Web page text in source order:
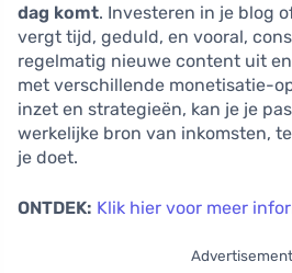
dag komt. Investeren in je blog
vergt tijd, geduld, en vooral,
regelmatig nieuwe content uit
met verschillende monetisatie-
inzet en strategieën, kan je je
werkelijke bron van inkomsten,
je doet.
ONTDEK: Klik hier voor meer